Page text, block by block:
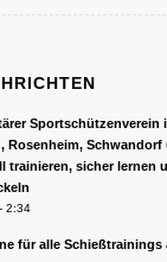
Sportschützenverein
Rosenheim,
trainieren, sicher lernen
2:34
für alle